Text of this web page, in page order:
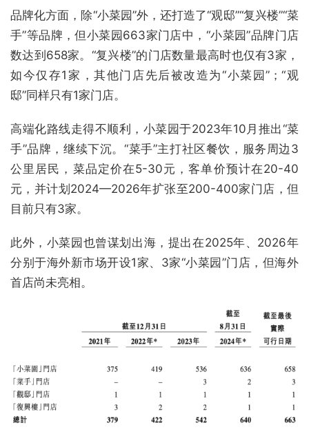
品牌化方面，除“小菜园”外，还打造了“观邸”“复兴楼”“菜
手”等品牌，但小菜园663家门店中，“小菜园”品牌门店
数达到658家。“复兴楼”的门店数量最高时也仅有3家，
如今仅存1家，其他门店先后被改造为“小菜园”；“观
邸”同样只有1家门店。
高端化路线走得不顺利，小菜园于2023年10月推出“菜
手”品牌，继续下沉。“菜手”主打社区餐饮，服务周边3
公里居民，菜品定价在5-30元，客单价预计在20-40
元，并计划2024—2026年扩张至200-400家门店，但
目前只有3家。
此外，小菜园也曾谋划出海，提出在2025年、2026年
分别于海外新市场开设1家、3家“小菜园”门店，但海外
首店尚未亮相。